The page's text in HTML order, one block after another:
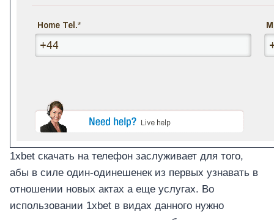
1xbet скачать на телефон заслуживает для того,
абы в силе один-одинешенек из первых узнавать в
отношении новых актах а еще услугах. Во
использовании 1xbet в видах данного нужно